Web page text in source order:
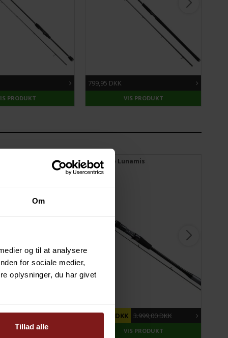
Om
og til at analysere
for sociale medier,
oplysninger, du har givet
Tillad alle
PRODUKT
799,95 DKK
VIS PRODUKT
Seatrout Special
1.199,00 DKK
VIS PRODUKT
Shimano Lunamis
2.499,00 DKK 3.999,00 DKK
VIS PRODUKT